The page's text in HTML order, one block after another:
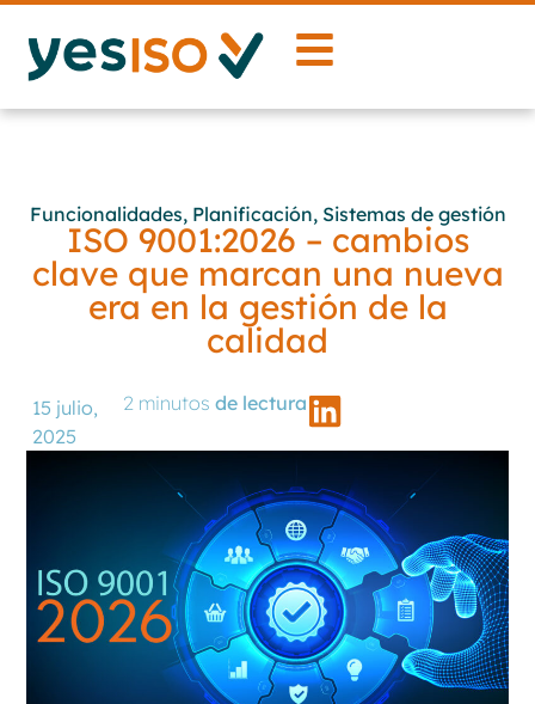
Funcionalidades, Planificación, Sistemas de gestión
ISO 9001:2026 – cambios
clave que marcan una nueva
era en la gestión de la
calidad
15 julio,
2025
2 minutosde lectura